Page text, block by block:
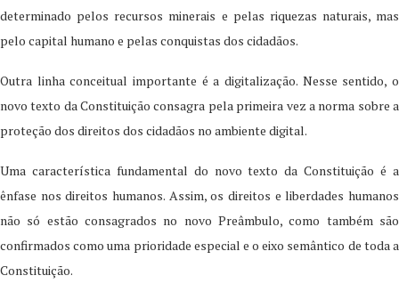
determinado pelos recursos minerais e pelas riquezas naturais, mas
pelo capital humano e pelas conquistas dos cidadãos.
Outra linha conceitual importante é a digitalização. Nesse sentido, o
novo texto da Constituição consagra pela primeira vez a norma sobre a
proteção dos direitos dos cidadãos no ambiente digital.
Uma característica fundamental do novo texto da Constituição é a
ênfase nos direitos humanos. Assim, os direitos e liberdades humanos
não só estão consagrados no novo Preâmbulo, como também são
confirmados como uma prioridade especial e o eixo semântico de toda a
Constituição.